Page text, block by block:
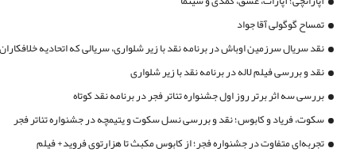
تمساح گوگولی آقا جواد
نقد سریال سرزمین اوباش در برنامه نقد با زیر شلواری، سریالی که اتحادیه
نقد و بررسی فیلم لاله در برنامه نقد با زیر شلواری
بررسی سه اثر برتر روز اول جشنواره تئاتر فجر در برنامه نقد کوتاه
سکوت، فریاد و کابوس؛ نقد و بررسی نسل سکوت و یتیمچه در جشنواره تئاتر فجر
تجربه‌ای متفاوت در جشنواره فجر؛ از کابوس مکبث تا هزارتوی فروید+ فیلم